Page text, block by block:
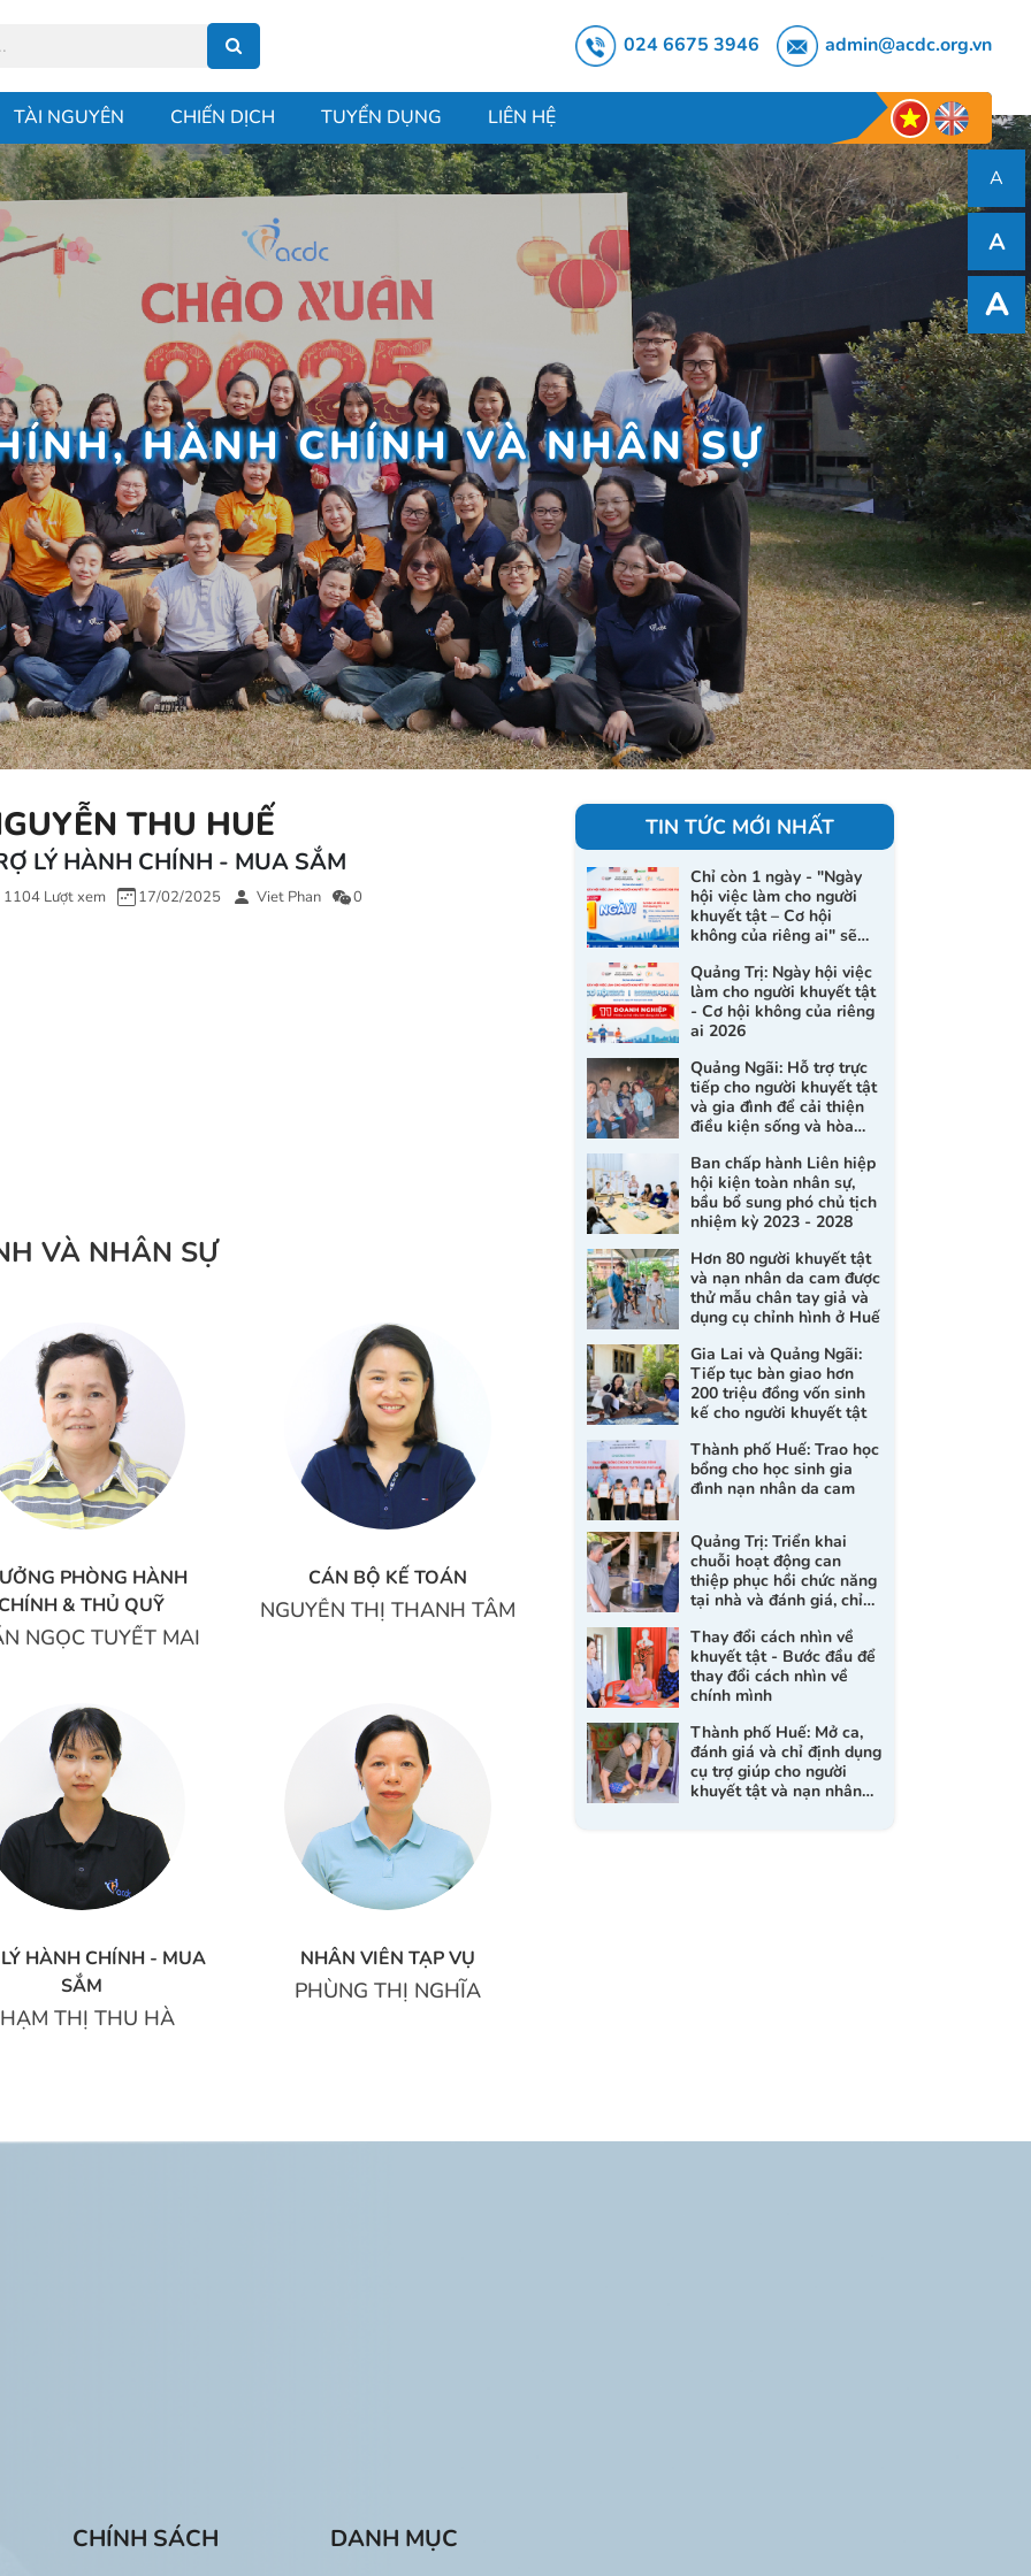
024 6675 3946 admin@acdc.org.vn
TÀI NGUYÊN CHIẾN DỊCH TUYỂN DỤNG LIÊN HỆ
HÀNH CHÍNH VÀ NHÂN SỰ
THU HUẾ
LÝ HÀNH CHÍNH - MUA SẮM
1104 Lượt xem 17/02/2025 Viet Phan 0
VÀ NHÂN SỰ
PHÒNG HÀNH
& THỦ QUỸ
NGỌC TUYẾT MAI
CÁN BỘ KẾ TOÁN
NGUYỄN THỊ THANH TÂM
HÀNH CHÍNH - MUA
SẮM
THỊ THU HÀ
NHÂN VIÊN TẠP VỤ
PHÙNG THỊ NGHĨA
TIN TỨC MỚI NHẤT
Chỉ còn 1 ngày - "Ngày
hội việc làm cho người
khuyết tật – Cơ hội
không của riêng ai" sẽ
Quảng Trị
Quảng Trị: Ngày hội việc
làm cho người khuyết tật
- Cơ hội không của riêng
ai 2026
Quảng Ngãi: Hỗ trợ trực
tiếp cho người khuyết tật
và gia đình để cải thiện
điều kiện sống và hòa
Ban chấp hành Liên hiệp
hội kiện toàn nhân sự,
bầu bổ sung phó chủ tịch
nhiệm kỳ 2023 - 2028
Hơn 80 người khuyết tật
và nạn nhân da cam được
thử mẫu chân tay giả và
dụng cụ chỉnh hình ở Huế
Gia Lai và Quảng Ngãi:
Tiếp tục bàn giao hơn
200 triệu đồng vốn sinh
kế cho người khuyết tật
Thành phố Huế: Trao học
bổng cho học sinh gia
đình nạn nhân da cam
Quảng Trị: Triển khai
chuỗi hoạt động can
thiệp phục hồi chức năng
tại nhà và đánh giá, chỉ
người khuyết tật
Thay đổi cách nhìn về
khuyết tật - Bước đầu để
thay đổi cách nhìn về
chính mình
Thành phố Huế: Mở ca,
đánh giá và chỉ định dụng
cụ trợ giúp cho người
khuyết tật và nạn nhân
CHÍNH SÁCH DANH MỤC
A
A
A